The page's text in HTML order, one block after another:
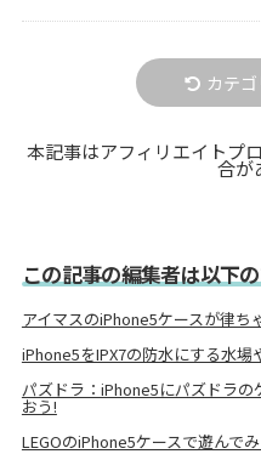
カテ
本記事はアフィリエイトプ
合が
この記事の編集者は以下
アイマスのiPhone5ケースが律ち
iPhone5をIPX7の防水にする水
パズドラ：iPhone5にパズドラの
おう!
LEGOのiPhone5ケースで遊んで